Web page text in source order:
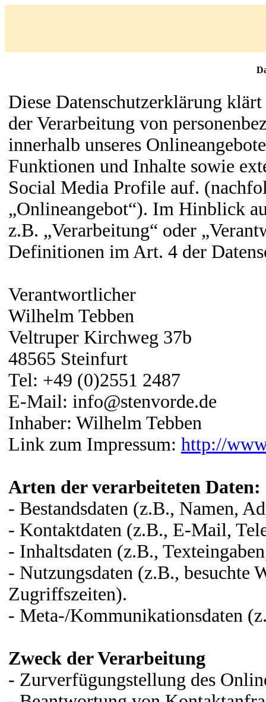
Diese Datenschutzerklärung
der Verarbeitung von
innerhalb unseres
Funktionen und Inhalte sowie
Social Media Profile auf.
„Onlineangebot“). Im Hinblick
z.B. „Verarbeitung“ oder
Definitionen im Art. 4 der
Verantwortlicher
Wilhelm Tebben
Veltruper Kirchweg 37b
48565 Steinfurt
Tel: +49 (0)2551 2487
E-Mail: info@stenvorde.de
Inhaber: Wilhelm Tebben
Link zum Impressum: http://
Arten der verarbeiteten Daten:
- Bestandsdaten (z.B., Namen,
- Kontaktdaten (z.B., E-Mail,
- Inhaltsdaten (z.B.,
- Nutzungsdaten (z.B., besuchte
Zugriffszeiten).
- Meta-/Kommunikationsdaten
Zweck der Verarbeitung
- Zurverfügungstellung des